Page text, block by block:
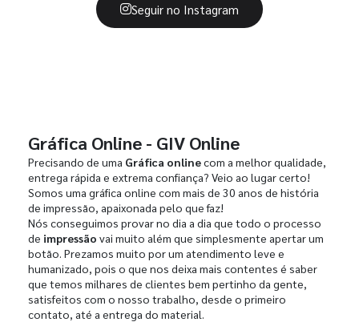
Seguir no Instagram
Gráfica Online - GIV Online
Precisando de uma Gráfica onlinecom a melhor qualidade,
entrega rápida e extrema confiança? Veio ao lugar certo!
Somos uma gráfica online com mais de 30 anos de história
de impressão, apaixonada pelo que faz!
Nós conseguimos provar no dia a dia que todo o processo
de impressão vai muito além que simplesmente apertar um
botão. Prezamos muito por um atendimento leve e
humanizado, pois o que nos deixa mais contentes é saber
que temos milhares de clientes bem pertinho da gente,
satisfeitos com o nosso trabalho, desde o primeiro
contato, até a entrega do material.